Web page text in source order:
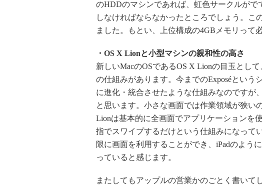
のHDDのマシンであれば、虹色サークルが
しなければならなかったところでしょう。こ
ました。もとい、上位構成の4GBメモリって
・OS X Lionと小型マシンの親和性の高さ
新しいMacのOSであるOS X Lionの目玉として
の仕組みがあります。今までのExposéという
に進化・統合させたような仕組みなのですが
と思います。小さな画面では作業領域が狭い
Lionは基本的に全画面でアプリケーションを
指でスワイプするだけという仕組みになって
限に画面を利用することができ、iPadのよう
っていると感じます。
またしてもアップルの営業かのごとく書いて